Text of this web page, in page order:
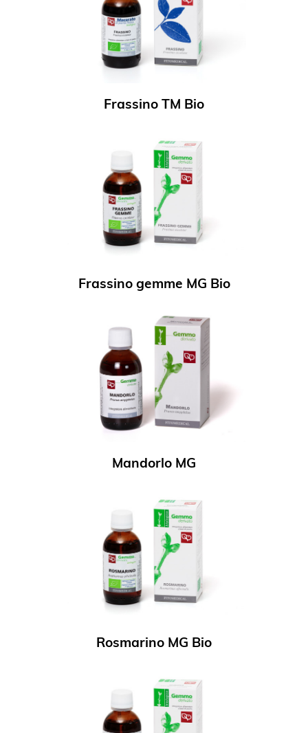
Frassino TM Bio
Frassino gemme MG Bio
Mandorlo MG
Rosmarino MG Bio